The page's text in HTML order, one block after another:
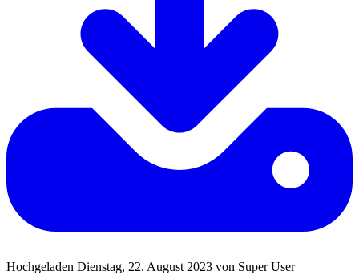
Hochgeladen Dienstag, 22. August 2023 von Super User